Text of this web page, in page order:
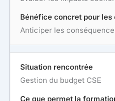
Anticiper les
Gestion du budget CSE